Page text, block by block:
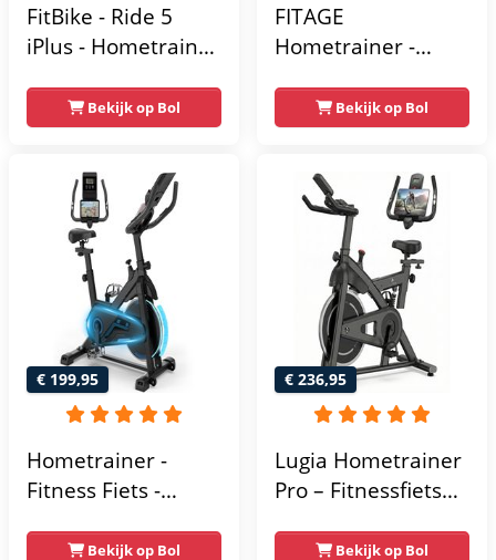
FitBike - Ride 5
iPlus - Hometrainer
Trainingsprogramma's
- Hartslagsensoren
Bekijk op Bol
FITAGE
Hometrainer -
Weerstandsniveaus
- Tablethouder
voor Bluetooth
Kinomap & Zwift -
Fiets Lage Instap,
Ergonomisch & Stil
- Hometrainers
Fitness voor Thuis
Bekijk op Bol
€ 199,95
Hometrainer -
Fitness Fiets -
Vliegwiel -Bekijk op Bol
€ 236,95
Lugia Hometrainer
Pro – Fitnessfiets
Gebruikers –
Bekijk op Bol